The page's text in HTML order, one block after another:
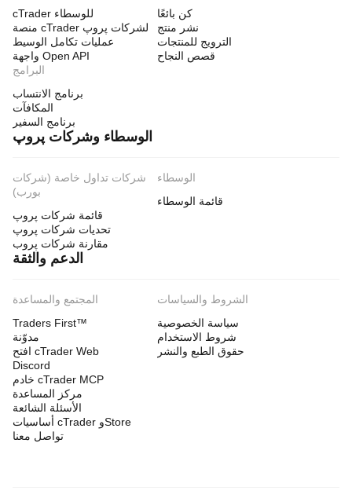
cTrader للوسطاء
منصة cTrader لشركات پروپ
عمليات تكامل الوسيط
واجهة Open API
كن بائعًا
نشر منتج
الترويج للمنتجات
قصص النجاح
البرامج
برنامج الانتساب
المكافآت
برنامج السفير
الوسطاء وشركات پروپ
شركات تداول خاصة (شركات
بورب)
قائمة شركات پروپ
تحديات شركات پروپ
مقارنة شركات پروب
الوسطاء
قائمة الوسطاء
الدعم والثقة
المجتمع والمساعدة
Traders First™
مدوّنة
افتح cTrader Web
Discord
خادم cTrader MCP
مركز المساعدة
الأسئلة الشائعة
أساسيات cTrader وStore
تواصل معنا
الشروط والسياسات
سياسة الخصوصية
شروط الاستخدام
حقوق الطبع والنشر